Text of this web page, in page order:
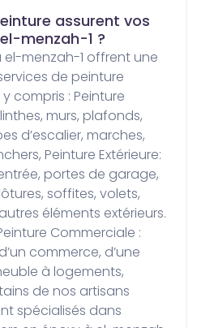
assurent vos
menzah-1 ?
de peinture
compris : Peinture
murs, plafonds,
d’escalier, marches,
Peinture Extérieure:
portes de garage,
soffites, volets,
éléments extérieurs.
Commerciale :
commerce, d’une
à logements,
de nos artisans
spécialisés dans